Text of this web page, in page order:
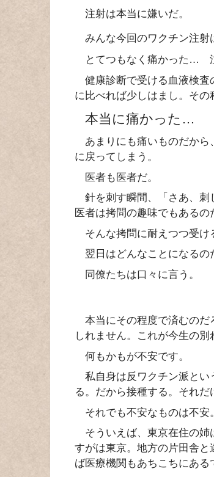
注射は本当に嫌いだ。
みんな今回のワクチン注射
とてつもなく痛かった…
健康診断で受ける血液検査
に比べれば少しはまし。その
本当に痛かった…
あまりにも痛いものだから
に戻ってしまう。
医者も医者だ。
針を刺す瞬間、「さあ、刺
医者は拷問の趣味でもあるの
そんな拷問に耐えつつ受け
翌日はどんなことになるの
同僚たちは口々に言う。
本当にその程度で済むのだ
しれません。これが今生の別
何もかもが不安です。
私自身は反ワクチン派とい
る。だから接種する。それだ
それでも不安なものは不安
そういえば、東京在住の姉
すがは東京。地方の片田舎
ば医療機関もあちこちにある